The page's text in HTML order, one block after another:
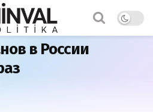
в России